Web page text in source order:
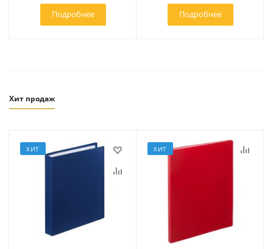
Подробнее Подробнее
Хит продаж
ХИТ ХИТ